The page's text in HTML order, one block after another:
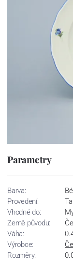
Parametry
Barva:
Provedení:
Vhodné do:
Země původu:
Váha:
Výrobce:
Rozměry: